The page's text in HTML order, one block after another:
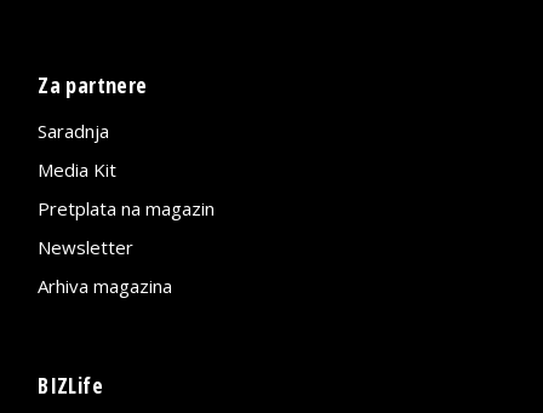
Za partnere
Saradnja
Media Kit
Pretplata na magazin
Newsletter
Arhiva magazina
BIZLife